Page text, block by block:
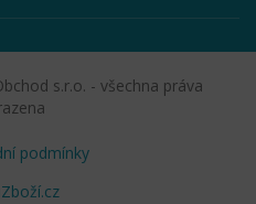
s.r.o. - všechna práva
podmínky